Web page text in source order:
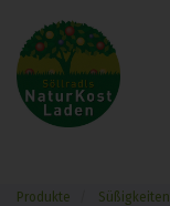
Webshop
Produkte Süßigkeiten